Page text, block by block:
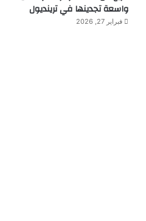
واسعة تجدينها في ترينديول
فبراير 27, 2026